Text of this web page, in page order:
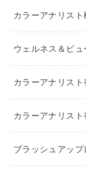
カラーアナリス
ウェルネス＆ビュ
カラーアナリス
カラーアナリス
ブラッシュアッ